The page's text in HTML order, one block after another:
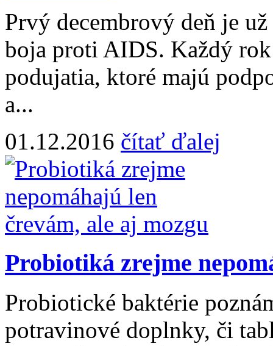
Prvý decembrový deň je
boja proti AIDS. Každý
podujatia, ktoré majú
a...
01.12.2016 čítať ďalej
Probiotiká zrejme
Probiotické baktérie
potravinové doplnky, či